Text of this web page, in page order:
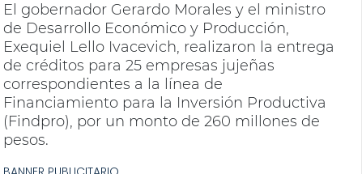
El gobernador Gerardo Morales y el ministro
de Desarrollo Económico y Producción,
Exequiel Lello Ivacevich, realizaron la entrega
de créditos para 25 empresas jujeñas
correspondientes a la línea de
Financiamiento para la Inversión Productiva
(Findpro), por un monto de 260 millones de
pesos.